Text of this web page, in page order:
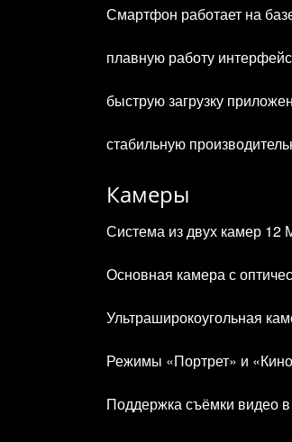
Смартфон работает на
плавную работу
быструю загрузку
стабильную
Камеры
Система из двух камер 12
Основная камера с
Ультраширокоугольная
Режимы «Портрет» и
Поддержка съёмки видео